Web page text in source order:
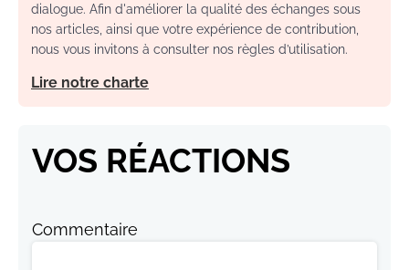
dialogue. Afin d'améliorer la qualité des échanges sous
nos articles, ainsi que votre expérience de contribution,
nous vous invitons à consulter nos règles d’utilisation.
Lire notre charte
VOS RÉACTIONS
Commentaire